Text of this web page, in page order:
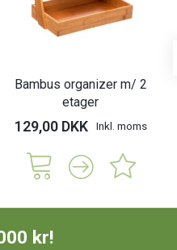
Bambus organizer m/ 2
etager
129,00 DKK Inkl. moms
kr!